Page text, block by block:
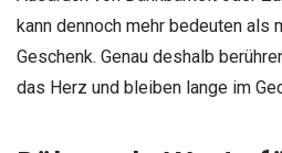
kann dennoch mehr bedeuten als
Geschenk. Genau deshalb
das Herz und bleiben lange im